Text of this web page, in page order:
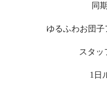
同
ゆるふわお団
スタッ
1日